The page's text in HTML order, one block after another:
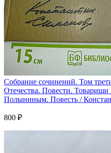
Собрание сочинений. Том
Отечества. Повести.
Полыниным. Повесть /
800 ₽